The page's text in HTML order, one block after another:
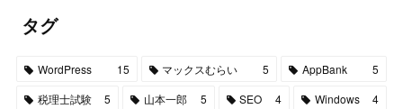
タグ
WordPress 15 マックスむらい 5 AppBank
5
税理士試験
5 山本一郎 5 SEO 4 Windows
4